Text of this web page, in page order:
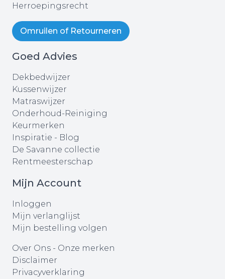
Herroepingsrecht
Omruilen of Retourneren
Goed Advies
Dekbedwijzer
Kussenwijzer
Matraswijzer
Onderhoud-Reiniging
Keurmerken
Inspiratie - Blog
De Savanne collectie
Rentmeesterschap
Mijn Account
Inloggen
Mijn verlanglijst
Mijn bestelling volgen
Over Ons - Onze merken
Disclaimer
Privacyverklaring